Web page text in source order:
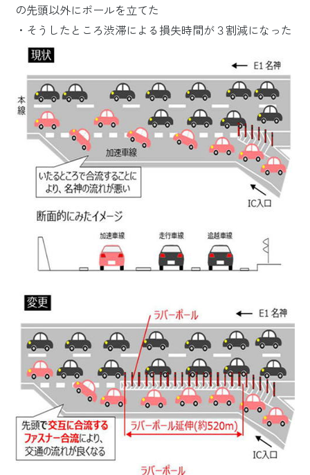
の先頭以外にポールを立てた
・そうしたところ渋滞による損失時間が３割減になった